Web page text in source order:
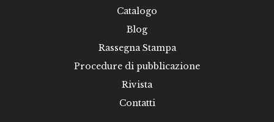
Catalogo
Blog
Rassegna Stampa
Procedure di pubblicazione
Rivista
Contatti